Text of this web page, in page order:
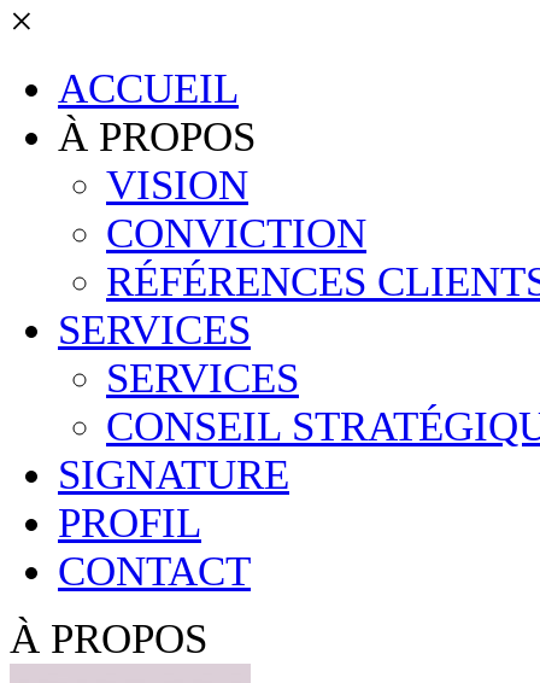
×
ACCUEIL
À PROPOS
VISION
CONVICTION
RÉFÉRENCES
SERVICES
SERVICES
CONSEIL
SIGNATURE
PROFIL
CONTACT
À PROPOS